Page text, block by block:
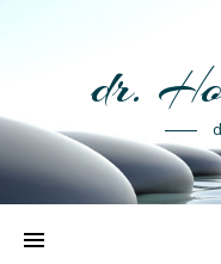
dr.